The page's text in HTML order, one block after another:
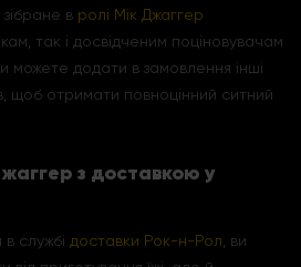
зібране в ролі Мік Джаггер
так і досвідченим поціновувачам
можете додати в замовлення інші
щоб отримати повноцінний ситний
з доставкою у
службі доставки Рок-н-Рол, ви